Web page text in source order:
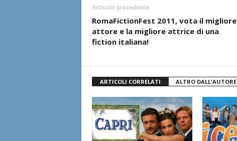
Articolo precedente
RomaFictionFest 2011, vota il migliore
attore e la migliore attrice di una
fiction italiana!
ARTICOLI CORRELATI ALTRO DALL'AUTORE